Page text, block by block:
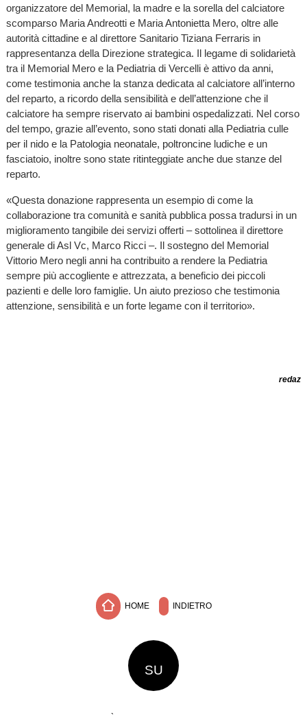
organizzatore del Memorial, la madre e la sorella del calciatore
scomparso Maria Andreotti e Maria Antonietta Mero, oltre alle
autorità cittadine e al direttore Sanitario Tiziana Ferraris in
rappresentanza della Direzione strategica. Il legame di solidarietà
tra il Memorial Mero e la Pediatria di Vercelli è attivo da anni,
come testimonia anche la stanza dedicata al calciatore all’interno
del reparto, a ricordo della sensibilità e dell’attenzione che il
calciatore ha sempre riservato ai bambini ospedalizzati. Nel corso
del tempo, grazie all’evento, sono stati donati alla Pediatria culle
per il nido e la Patologia neonatale, poltroncine ludiche e un
fasciatoio, inoltre sono state ritinteggiate anche due stanze del
reparto.
«Questa donazione rappresenta un esempio di come la
collaborazione tra comunità e sanità pubblica possa tradursi in un
miglioramento tangibile dei servizi offerti – sottolinea il direttore
generale di Asl Vc, Marco Ricci –. Il sostegno del Memorial
Vittorio Mero negli anni ha contribuito a rendere la Pediatria
sempre più accogliente e attrezzata, a beneficio dei piccoli
pazienti e delle loro famiglie. Un aiuto prezioso che testimonia
attenzione, sensibilità e un forte legame con il territorio».
redaz
HOME INDIETRO
SU